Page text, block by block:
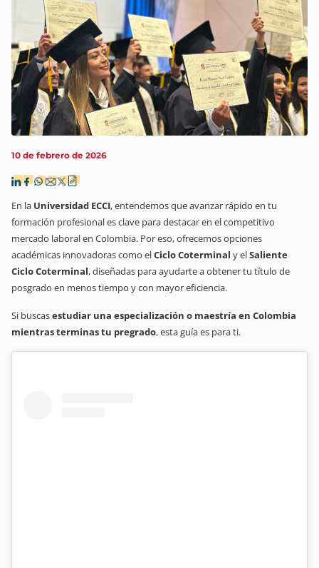
10 de febrero de 2026
En la Universidad ECCI, entendemos que avanzar rápido en tu
formación profesional es clave para destacar en el competitivo
mercado laboral en Colombia. Por eso, ofrecemos opciones
académicas innovadoras como elCiclo Coterminal y elSaliente
Ciclo Coterminal, diseñadas para ayudarte a obtener tu título de
posgrado en menos tiempo y con mayor eficiencia.
Si buscasestudiar una especialización o maestría en Colombia
mientras terminas tu pregrado, esta guía es para ti.